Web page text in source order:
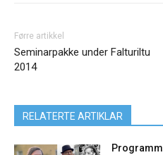
Førre artikkel
Seminarpakke under Falturiltu
2014
RELATERTE ARTIKLAR